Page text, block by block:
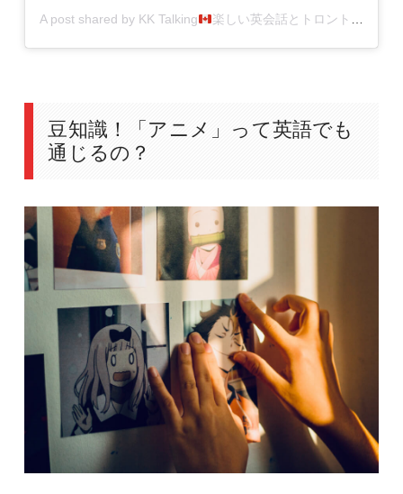
A post shared by KK Talking 楽しい英会話とトロントの魅力を配信 (@kk_talking)
豆知識！「アニメ」って英語でも
通じるの？